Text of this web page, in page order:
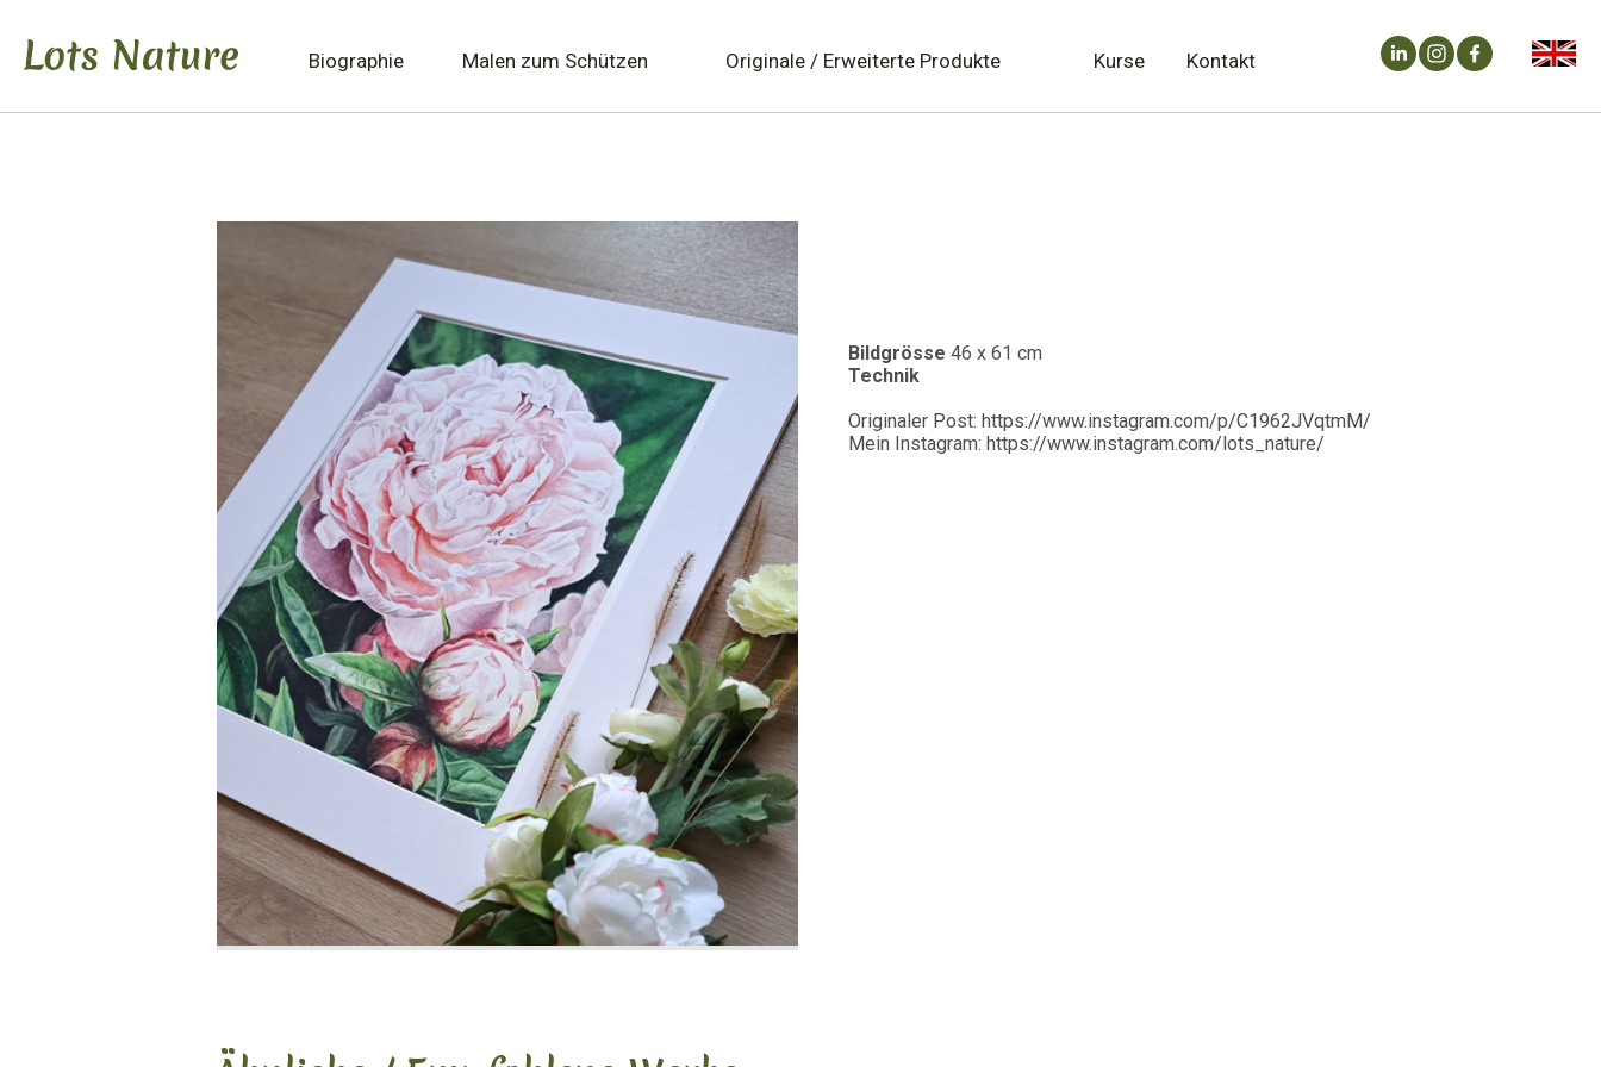
Biographie Malen zum Schützen Originale / Erweiterte Produkte Kurse Kontakt
Bildgrösse 46 x 61 cm
Technik
Originaler Post: https://www.instagram.com/p/C1962JVqtmM/
Mein Instagram: https://www.instagram.com/lots_nature/